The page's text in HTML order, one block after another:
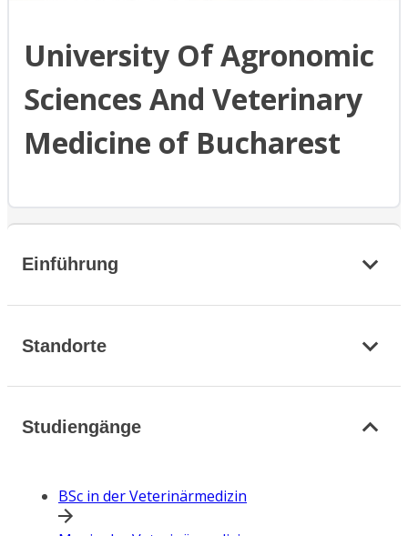
University Of Agronomic
Sciences And Veterinary
Medicine of Bucharest
Einführung
Standorte
Studiengänge
BSc in der Veterinärmedizin